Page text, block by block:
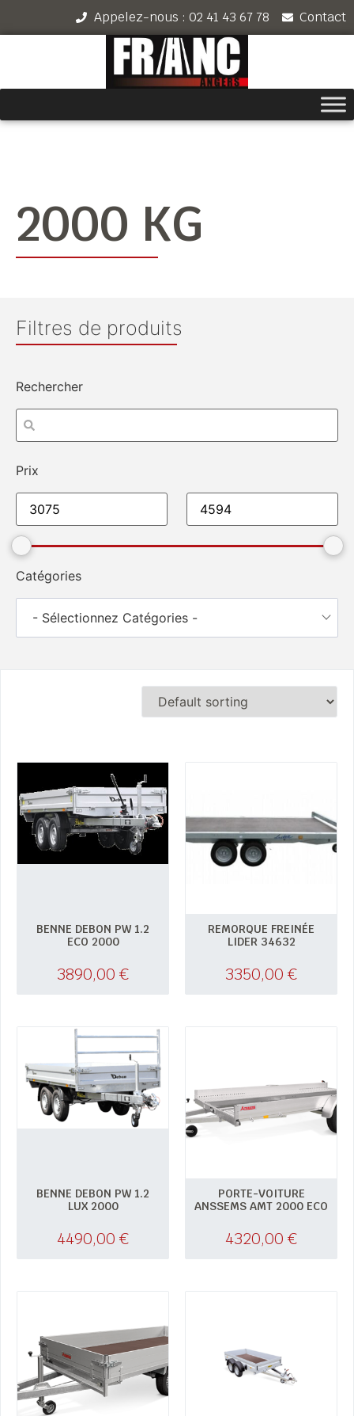
Appelez-nous : 02 41 43 67 78 Contact
2000 KG
Filtres de produits
Rechercher
Prix
Catégories
- Sélectionnez Catégories -
BENNE DEBON PW 1.2
ECO 2000
3890,00 €
REMORQUE FREINÉE
LIDER 34632
3350,00 €
BENNE DEBON PW 1.2
LUX 2000
4490,00 €
PORTE-VOITURE
ANSSEMS AMT 2000 ECO
4320,00 €